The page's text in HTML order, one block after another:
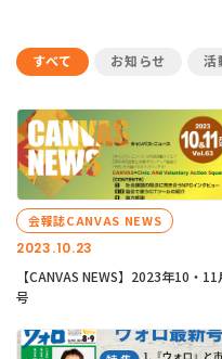
すべて お知らせ 活
2023.10.23
会報誌CANVAS NEWS
【CANVAS NEWS】2023年10・11
号